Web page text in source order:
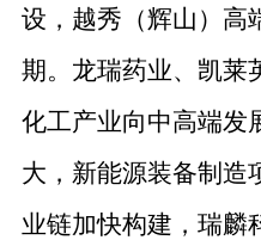
设，越秀（辉山）高
期。龙瑞药业、凯莱
化工产业向中高端发
大，新能源装备制造
业链加快构建，瑞麟